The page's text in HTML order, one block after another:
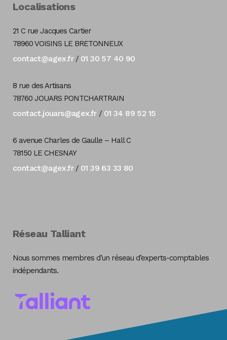
Localisations
21 C rue Jacques Cartier
78960 VOISINS LE BRETONNEUX
contact@agex.fr/ 01 30 57 40 90
8 rue des Artisans
78760 JOUARS PONTCHARTRAIN
contact.jouars@agex.fr/ 01 34 89 52 15
6 avenue Charles de Gaulle – Hall C
78150 LE CHESNAY
contact@agex.fr/ 01 39 63 33 80
Réseau Talliant
Nous sommes membres d’un réseau d’experts-comptables
indépendants.